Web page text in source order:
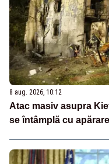
8 aug. 2026, 10:12
Atac masiv asupra
se întâmplă cu